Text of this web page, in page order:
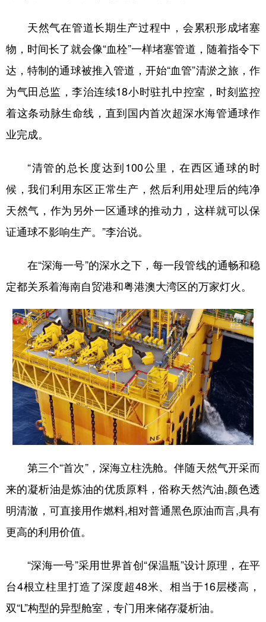
天然气在管道长期生产过程中，会累积形成堵塞
物，时间长了就会像“血栓”一样堵塞管道，随着指令下
达，特制的通球被推入管道，开始“血管”清淤之旅，作
为气田总监，李治连续18小时驻扎中控室，时刻监控
着这条动脉生命线，直到国内首次超深水海管通球作
业完成。
“清管的总长度达到100公里，在西区通球的时
候，我们利用东区正常生产，然后利用处理后的纯净
天然气，作为另外一区通球的推动力，这样就可以保
证通球不影响生产。”李治说。
在“深海一号”的深水之下，每一段管线的通畅和稳
定都关系着海南自贸港和粤港澳大湾区的万家灯火。
第三个“首次”，深海立柱洗舱。伴随天然气开采而
来的凝析油是炼油的优质原料，俗称天然汽油,颜色透
明清澈，可直接用作燃料,相对普通黑色原油而言,具有
更高的利用价值。
“深海一号”采用世界首创“保温瓶”设计原理，在平
台4根立柱里打造了深度超48米、相当于16层楼高，
双“L”构型的异型舱室，专门用来储存凝析油。